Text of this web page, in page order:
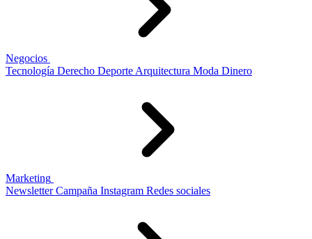
Negocios
Tecnología Derecho Deporte Arquitectura Moda Dinero
Marketing
Newsletter Campaña Instagram Redes sociales